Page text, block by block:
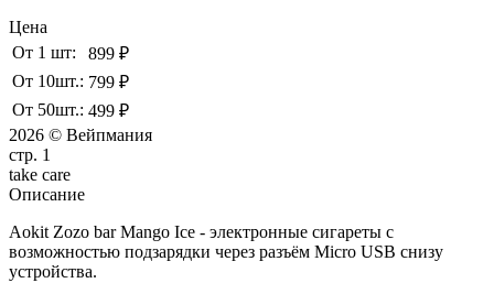
Цена
От 1 шт:
899 ₽
От 10шт.: 799 ₽
От 50шт.: 499 ₽
2026 © Вейпмания
стр. 1
take care
Описание
Aokit Zozo bar Mango Ice - электронные сигареты с
возможностью подзарядки через разъём Micro USB снизу
устройства.